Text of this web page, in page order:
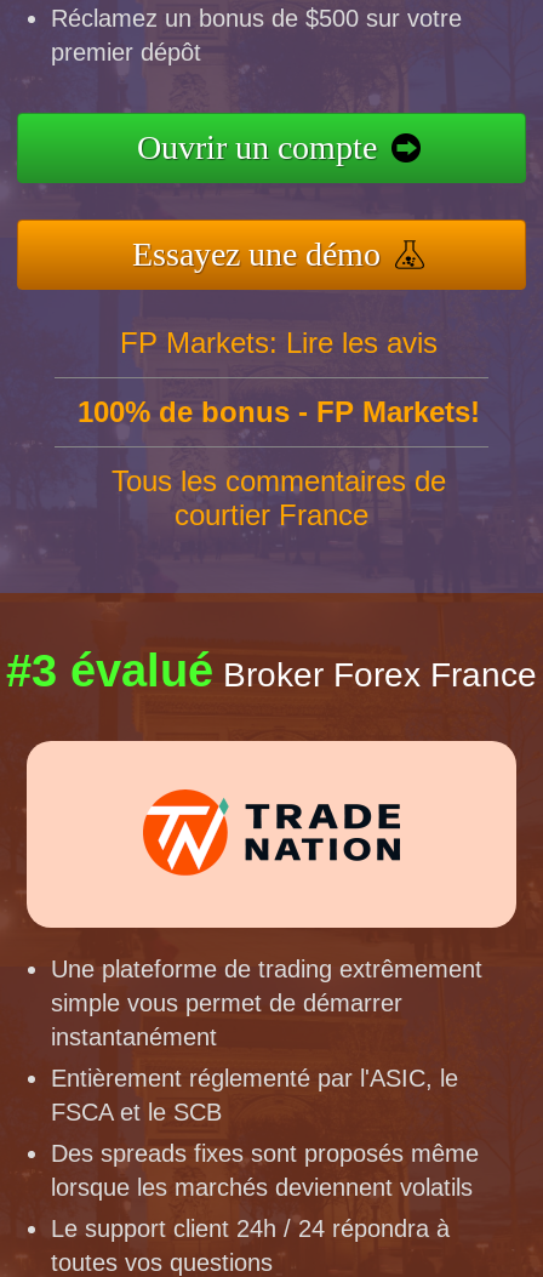
Réclamez un bonus de $500 sur votre
premier dépôt
Ouvrir un compte
Essayez une démo
FP Markets: Lire les avis
100% de bonus - FP Markets!
Tous les commentaires de
courtier France
#3 évalué Broker Forex France
Une plateforme de trading extrêmement
simple vous permet de démarrer
instantanément
Entièrement réglementé par l'ASIC, le
FSCA et le SCB
Des spreads fixes sont proposés même
lorsque les marchés deviennent volatils
Le support client 24h / 24 répondra à
toutes vos questions